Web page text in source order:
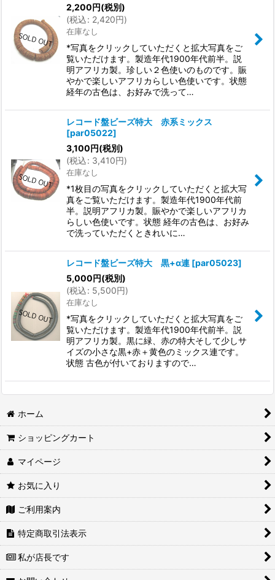
2,200円(税別)
(税込: 2,420円)
在庫なし
*写真をクリックしていただくと拡大写真をご
覧いただけます。製造年代1900年代前半。説
明アフリカ製。珍しい２色使いのものです。賑
やかで楽しいアフリカらしい色使いです。状態
経年の古色は、お好みで洗って…
レコード盤ビーズ特大 赤系ミックス
[par05022]
3,100円(税別)
(税込: 3,410円)
在庫なし
*1枚目の写真をクリックしていただくと拡大写
真をご覧いただけます。製造年代1900年代前
半。説明アフリカ製。賑やかで楽しいアフリカ
らしい色使いです。状態 経年の古色は、お好み
で洗っていただくときれいに…
レコード盤ビーズ特大 黒+α連 [par05023]
5,000円(税別)
(税込: 5,500円)
在庫なし
*写真をクリックしていただくと拡大写真をご
覧いただけます。製造年代1900年代前半。説
明アフリカ製。黒に緑、赤の特大そして少しサ
イズの小さな黒+赤＋黄色のミックス連です。
状態 古色が付いておりますので…
ホーム
ショッピングカート
マイページ
お気に入り
ご利用案内
特定商取引法表示
私が店長です